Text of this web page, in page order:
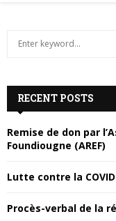
M
A
R
Y
h
o
RECENT POSTS
Remise de don par
Foundiougne (AREF)
Lutte contre la
Procès-verbal de la